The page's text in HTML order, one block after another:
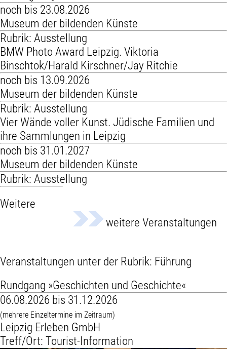
noch bis 23.08.2026
Museum der bildenden Künste
Rubrik: Ausstellung
BMW Photo Award Leipzig. Viktoria
Binschtok/Harald Kirschner/Jay Ritchie
noch bis 13.09.2026
Museum der bildenden Künste
Rubrik: Ausstellung
Vier Wände voller Kunst. Jüdische Familien und
ihre Sammlungen in Leipzig
noch bis 31.01.2027
Museum der bildenden Künste
Rubrik: Ausstellung
weitere Veranstaltungen
Weitere
Veranstaltungen unter der Rubrik: Führung
Rundgang »Geschichten und Geschichte«
06.08.2026 bis 31.12.2026
(mehrere Einzeltermine im Zeitraum)
Leipzig Erleben GmbH
Treff/Ort: Tourist-Information